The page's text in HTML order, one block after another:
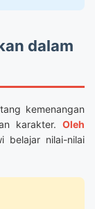
dalam
kemenangan
karakter. Oleh
belajar nilai-nilai